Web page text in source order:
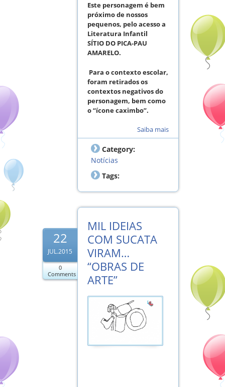
Este personagem é bem
próximo de nossos
pequenos, pelo acesso a
Literatura Infantil
SÍTIO DO PICA-PAU
AMARELO.
Para o contexto escolar,
foram retirados os
contextos negativos do
personagem, bem como
o “ícone caximbo”.
Saiba mais
Category:
Notícias
Tags:
22
JUL.2015
0
Comments
MIL IDEIAS
COM SUCATA
VIRAM…
“OBRAS DE
ARTE”